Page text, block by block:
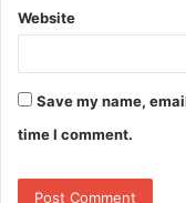
Website
Save my name,
time I comment.